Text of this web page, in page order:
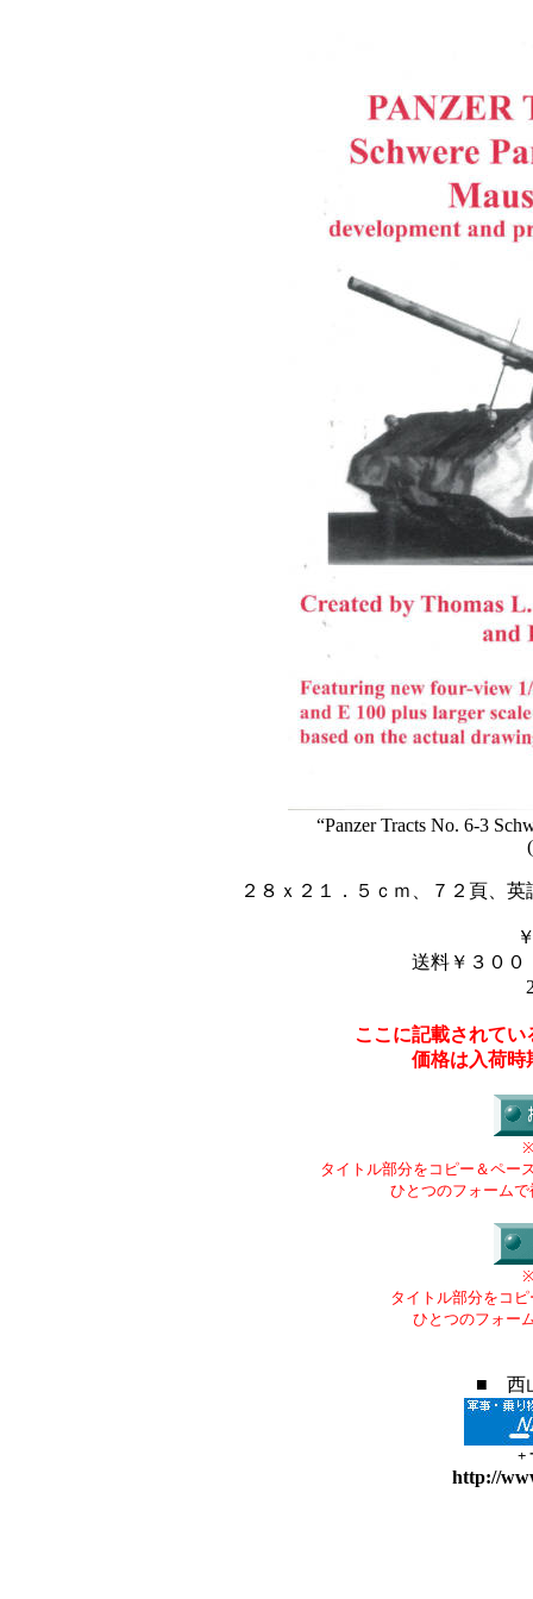
“Panzer Tracts No. 6-3
２８ｘ２１．５ｃｍ、７２頁、
送料￥３００
ここに記載されて
価格は入荷時
タイトル部分をコピー＆ペー
ひとつのフォーム
タイトル部分をコ
ひとつのフォー
■ 西
+
http://